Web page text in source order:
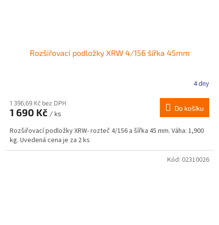
Rozšiřovací podložky XRW 4/156 šířka 45mm
4 dny
1 396,69 Kč bez DPH
1 690 Kč / ks
Do košíku
Rozšiřovací podložky XRW- rozteč 4/156 a šířka 45 mm. Váha: 1,900
kg. Uvedená cena je za 2 ks
Kód: 02310026